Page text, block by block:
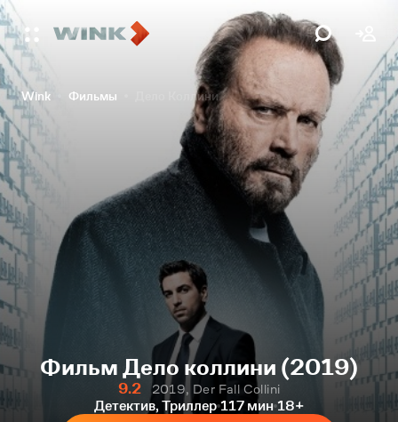
Wink Фильмы Дело Коллини
Фильм Дело коллини (2019)
9.2
2019, Der Fall Collini
Детектив, Триллер 117 мин 18+